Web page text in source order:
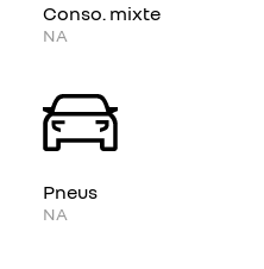
Conso. mixte
NA
Pneus
NA